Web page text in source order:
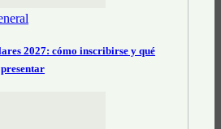
2027: cómo inscribirse y qué